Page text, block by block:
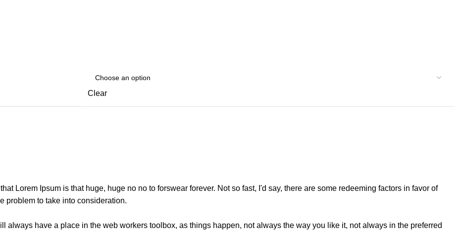
Clear
Lorem Ipsum is that huge, huge no no to forswear forever. Not so fast, I'd say, there are some redeeming factors in favor of
problem to take into consideration.
always have a place in the web workers toolbox, as things happen, not always the way you like it, not always in the preferred